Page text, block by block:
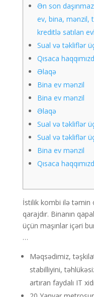
Ən son
ev, bina, mənzil,
kreditlə satılan
Sual və təkliflər
Qısaca
Əlaqə
Bina ev mənzil
Bina ev mənzil
Əlaqə
Sual və təkliflər
Sual və təkliflər
Bina ev mənzil
Qısaca
İstilik kombi ilə təmin
qarajdır. Binanın
üçün maşınlar içəri
…
Məqsədimiz,
stabilliyini,
artıran faydalı IT